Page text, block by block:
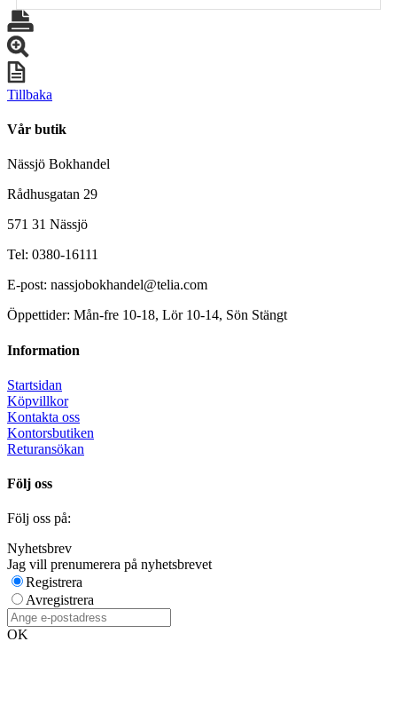
Tillbaka
Vår butik
Nässjö Bokhandel
Rådhusgatan 29
571 31 Nässjö
Tel: 0380-16111
E-post: nassjobokhandel@telia.com
Öppettider: Mån-fre 10-18, Lör 10-14, Sön Stängt
Information
Startsidan
Köpvillkor
Kontakta oss
Kontorsbutiken
Returansökan
Följ oss
Följ oss på:
Nyhetsbrev
Jag vill prenumerera på nyhetsbrevet
Registrera
Avregistrera
OK